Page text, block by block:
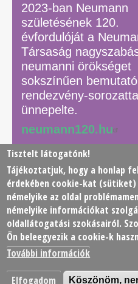
2023-ban Neumann
születésének 120.
évfordulóját a
Társaság
neumanni örökséget
sokszínűen bemutató
rendezvény-
ünnepelte.
neumann120.hu
© 2026 Neumann János
(NJSZT)
Footer
menu
Adatkezelési tájékoztató
Tisztelt látogatónk!
Tájékoztatjuk, hogy a honlap
érdekében cookie-kat (sütiket)
némelyike az oldal
némelyike információkat
oldallátogatási szokásairól.
Ön beleegyezik a cookie-k
További információk
Elfogadom Köszönöm,